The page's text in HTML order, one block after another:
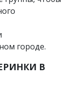
городе.
В